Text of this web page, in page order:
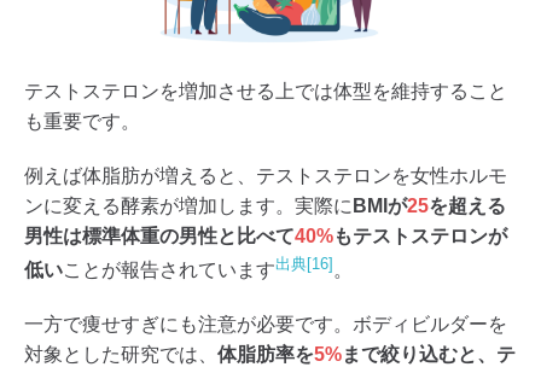
テストステロンを増加させる上では体型を維持すること
も重要です。
例えば体脂肪が増えると、テストステロンを女性ホルモ
ンに変える酵素が増加します。実際に BMIが25を超える
男性は標準体重の男性と比べて40%もテストステロンが
低いことが報告されています出典[16] 。
一方で痩せすぎにも注意が必要です。ボディビルダーを
対象とした研究では、 体脂肪率を5%まで絞り込むと、テ